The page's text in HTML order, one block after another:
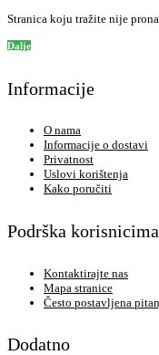
Stranica koju tražite nije
Dalje
Informacije
O nama
Informacije o dostavi
Privatnost
Uslovi korištenja
Kako poručiti
Podrška korisnicima
Kontaktirajte nas
Mapa stranice
Često postavljena
Dodatno